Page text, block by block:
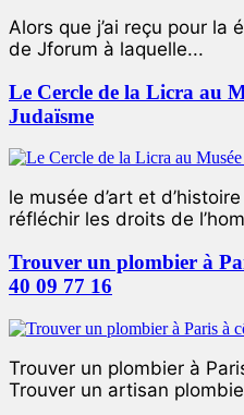
Alors que j’ai reçu pour la
de Jforum à laquelle...
Le Cercle de la Licra au
Judaïsme
le musée d’art et
réfléchir les droits de
Trouver un plombier à
40 09 77 16
Trouver un plombier à
Trouver un artisan